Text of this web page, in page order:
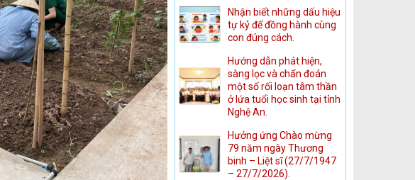
Nhận biết những dấu hiệu
tự kỷ để đồng hành cùng
con đúng cách.
Hướng dẫn phát hiện,
sàng lọc và chẩn đoán
một số rối loạn tâm thần
ở lứa tuổi học sinh tại tỉnh
Nghệ An.
Hưởng ứng Chào mừng
79 năm ngày Thương
binh – Liệt sĩ (27/7/1947
– 27/7/2026).